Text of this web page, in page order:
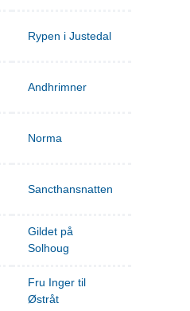
Rypen i Justedal
Andhrimner
Norma
Sancthansnatten
Gildet på
Solhoug
Fru Inger til
Østråt